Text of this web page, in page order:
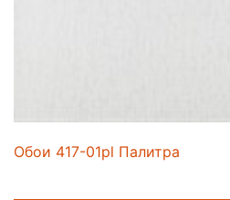
Обои 417-01pl Палитра